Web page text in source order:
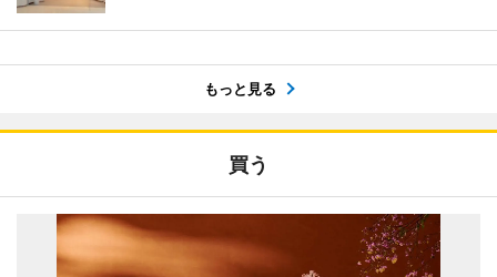
もっと見る
買う